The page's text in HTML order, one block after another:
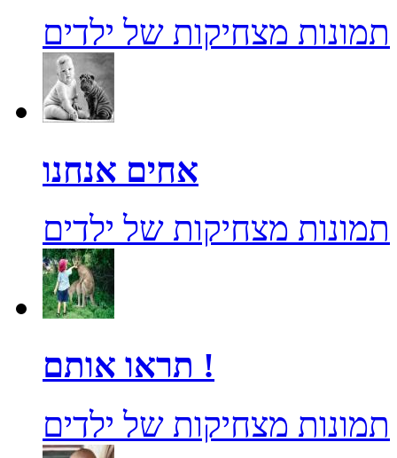
תמונות מצחיקות של ילדים
אחים אנחנו
תמונות מצחיקות של ילדים
תראו אותם !
תמונות מצחיקות של ילדים